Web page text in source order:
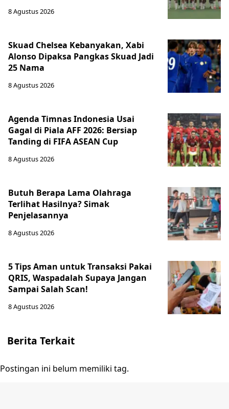
8 Agustus 2026
Skuad Chelsea Kebanyakan, Xabi
Alonso Dipaksa Pangkas Skuad Jadi
25 Nama
8 Agustus 2026
Agenda Timnas Indonesia Usai
Gagal di Piala AFF 2026: Bersiap
Tanding di FIFA ASEAN Cup
8 Agustus 2026
Butuh Berapa Lama Olahraga
Terlihat Hasilnya? Simak
Penjelasannya
8 Agustus 2026
5 Tips Aman untuk Transaksi Pakai
QRIS, Waspadalah Supaya Jangan
Sampai Salah Scan!
8 Agustus 2026
Berita Terkait
Postingan ini belum memiliki tag.